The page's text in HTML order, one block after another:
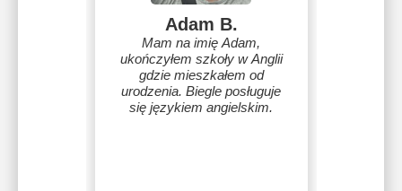
Adam B.
Mam na imię Adam,
ukończyłem szkoły w Anglii
gdzie mieszkałem od
urodzenia. Biegle posługuje
się językiem angielskim.